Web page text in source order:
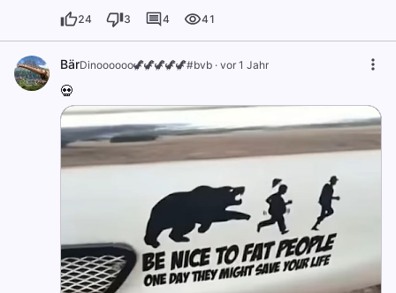
24 3 4 41
BärDinoooooo🦖🦖🦖🦖🦖#bvb · vor 1 Jahr
💀